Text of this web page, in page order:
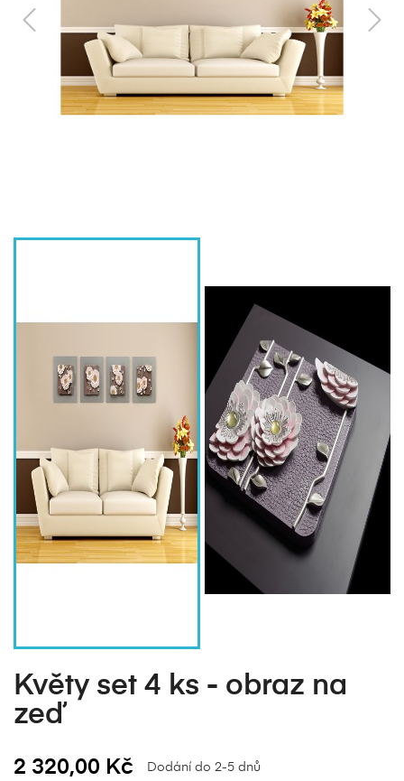
Květy set 4 ks - obraz na
zeď
2 320,00 Kč Dodání do 2-5 dnů